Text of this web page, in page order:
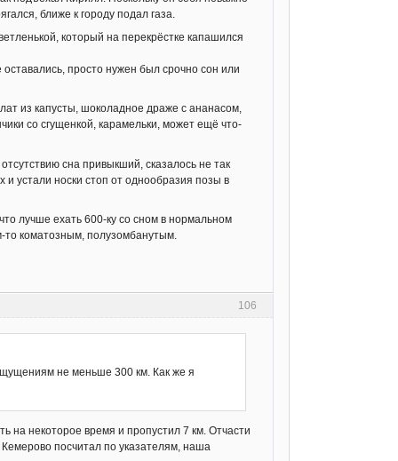
ближе к городу подал газа.
который на перекрёстке капашился
просто нужен был срочно сон или
из капусты, шоколадное драже с ананасом,
со сгущенкой, карамельки, может ещё что-
сна привыкший, сказалось не так
устали носки стоп от однообразия позы в
лучше ехать 600-ку со сном в нормальном
то коматозным, полузомбанутым.
106
не меньше 300 км. Как же я
на некоторое время и пропустил 7 км. Отчасти
Кемерово посчитал по указателям, наша